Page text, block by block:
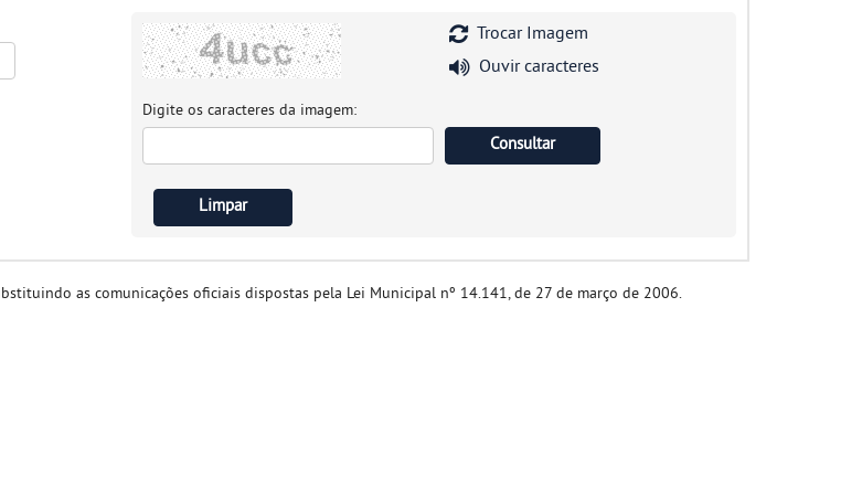
Trocar Imagem
Ouvir caracteres
Digite os caracteres da imagem:
as comunicações oficiais dispostas pela Lei Municipal nº 14.141, de 27 de março de 2006.